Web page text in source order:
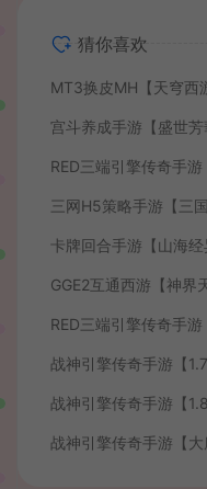
猜你喜欢